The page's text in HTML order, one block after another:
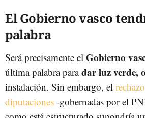
El Gobierno vasco
palabra
Será precisamente el Gobierno
última palabra paradar luz verde,
instalación. Sin embargo, el
diputaciones -gobernadas por el